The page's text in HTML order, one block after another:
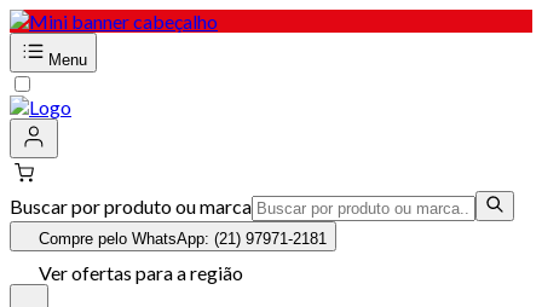
Menu
Buscar por produto ou marca
Compre pelo WhatsApp: (21) 97971-2181
Ver ofertas para a região